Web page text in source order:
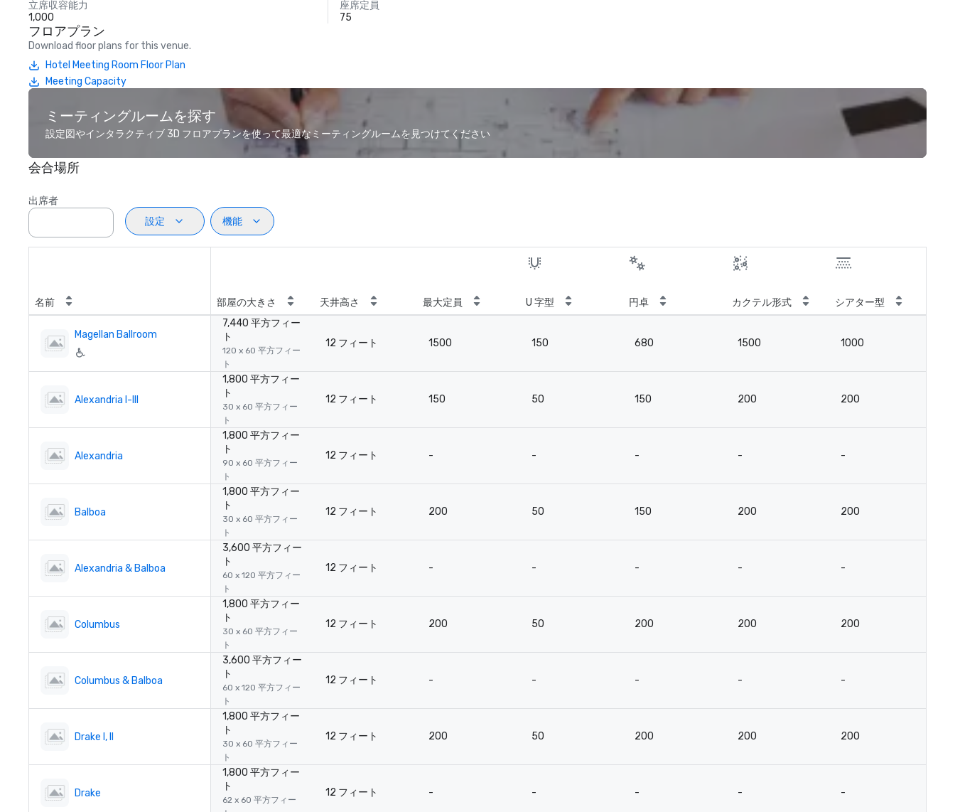
立席収容能力
1,000
座席定員
75
フロアプラン
Download floor plans for this venue.
Hotel Meeting Room Floor Plan
Meeting Capacity
ミーティングルームを探す
設定図やインタラクティブ 3D フロアプランを使って最適なミーティングルームを見つけてください
会合場所
出席者
設定
機能
名前 部屋の大きさ 天井高さ 最大定員 U 字型 円卓 カクテル形式 シアター型
Magellan Ballroom
7,440 平方フィー
ト
120 x 60 平方フィー
ト
12 フィート 1500 150 680 1500 1000
Alexandria I-III
1,800 平方フィー
ト
30 x 60 平方フィー
ト
12 フィート 150 50 150 200 200
Alexandria
1,800 平方フィー
ト
90 x 60 平方フィー
ト
12 フィート - - - - -
Balboa
1,800 平方フィー
ト
30 x 60 平方フィー
ト
12 フィート 200 50 150 200 200
Alexandria & Balboa
3,600 平方フィー
ト
60 x 120 平方フィー
ト
12 フィート - - - - -
Columbus
1,800 平方フィー
ト
30 x 60 平方フィー
ト
12 フィート 200 50 200 200 200
Columbus & Balboa
3,600 平方フィー
ト
60 x 120 平方フィー
ト
12 フィート - - - - -
Drake I, II
1,800 平方フィー
ト
30 x 60 平方フィー
ト
12 フィート 200 50 200 200 200
Drake
1,800 平方フィー
ト
62 x 60 平方フィー
12 フィート - - - - -